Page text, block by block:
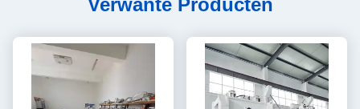
Verwante Producten